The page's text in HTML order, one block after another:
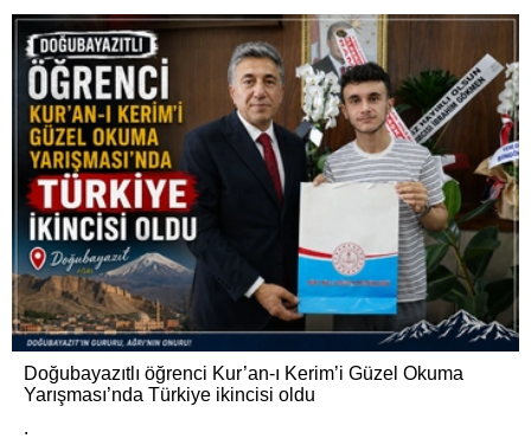
Doğubayazıtlı öğrenci Kur’an-ı Kerim’i Güzel Okuma
Yarışması’nda Türkiye ikincisi oldu
.